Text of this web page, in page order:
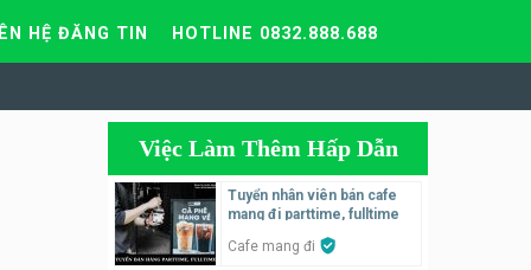
HỆ ĐĂNG TIN HOTLINE 0832.888.688
Việc Làm Thêm Hấp Dẫn
Tuyển nhân viên bán cafe
mang đi parttime, fulltime
Cafe mang đi